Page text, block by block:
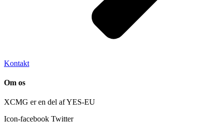
Kontakt
Om os
XCMG er en del af YES-EU
Icon-facebook Twitter